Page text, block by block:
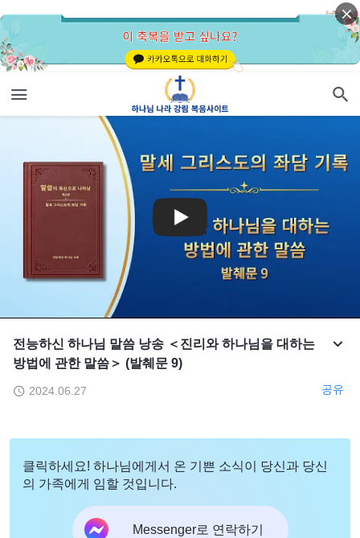
전능하신 하나님 말씀 낭송 ＜진리와 하나님을 대하는
방법에 관한 말씀＞ (발췌문 9)
2024.06.27 공유
클릭하세요! 하나님에게서 온 기쁜 소식이 당신과 당신
의 가족에게 임할 것입니다.
Messenger로 연락하기